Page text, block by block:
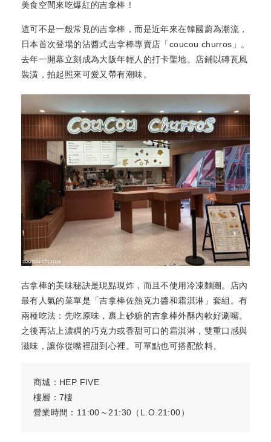
美食空間來吃爆紅的吉拿棒！
這可不是一般常見的吉拿棒，而是近年來在韓國蔚為潮流，
日本首次登場的沾醬式吉拿棒專賣店「coucou churros」。
去年一開幕立刻成為大阪年輕人的打卡聖地。店鋪以磚瓦風
裝潢，拍起照來可愛又帶有潮味。
吉拿棒的美味秘訣是現點現炸，而且不使用冷凍麵團。店內
最有人氣的菜單是「吉拿棒佐熱克力醬和霜淇淋」套組。有
兩種吃法：先吃原味，裹上砂糖的吉拿棒外酥內軟好涮嘴。
之後再沾上濃稠的巧克力或香甜可口的霜淇淋，雙重口感與
滋味，讓你從嘴裡甜到心裡。可單點也可搭配飲料。
商城：HEP FIVE
樓層：7樓
營業時間：11:00～21:30（L.O.21:00）